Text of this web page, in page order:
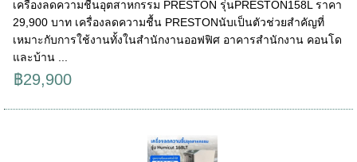
เครื่องลดความชื้นอุตสาหกรรม PRESTON รุ่นPRESTON158L ราคา
29,900 บาท เครื่องลดความชื้น PRESTONนับเป็นตัวช่วยสำคัญที่
เหมาะกับการใช้งานทั้งในสำนักงานออฟฟิศ อาคารสำนักงาน คอนโด
และบ้าน ...
฿29,900